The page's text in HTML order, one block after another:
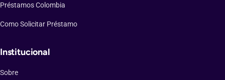
Préstamos Colombia
Como Solicitar Préstamo
Institucional
Sobre